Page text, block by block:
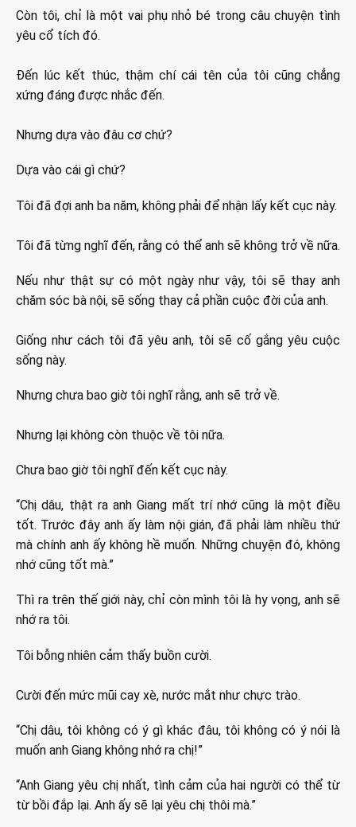
Còn tôi, chỉ là một vai phụ nhỏ bé trong câu chuyện tình
yêu cổ tích đó.
Đến lúc kết thúc, thậm chí cái tên của tôi cũng chẳng
xứng đáng được nhắc đến.
Nhưng dựa vào đâu cơ chứ?
Dựa vào cái gì chứ?
Tôi đã đợi anh ba năm, không phải để nhận lấy kết cục này.
Tôi đã từng nghĩ đến, rằng có thể anh sẽ không trở về nữa.
Nếu như thật sự có một ngày như vậy, tôi sẽ thay anh
chăm sóc bà nội, sẽ sống thay cả phần cuộc đời của anh.
Giống như cách tôi đã yêu anh, tôi sẽ cố gắng yêu cuộc
sống này.
Nhưng chưa bao giờ tôi nghĩ rằng, anh sẽ trở về.
Nhưng lại không còn thuộc về tôi nữa.
Chưa bao giờ tôi nghĩ đến kết cục này.
“Chị dâu, thật ra anh Giang mất trí nhớ cũng là một điều
tốt. Trước đây anh ấy làm nội gián, đã phải làm nhiều thứ
mà chính anh ấy không hề muốn. Những chuyện đó, không
nhớ cũng tốt mà.”
Thì ra trên thế giới này, chỉ còn mình tôi là hy vọng, anh sẽ
nhớ ra tôi.
Tôi bỗng nhiên cảm thấy buồn cười.
Cười đến mức mũi cay xè, nước mắt như chực trào.
“Chị dâu, tôi không có ý gì khác đâu, tôi không có ý nói là
muốn anh Giang không nhớ ra chị!”
“Anh Giang yêu chị nhất, tình cảm của hai người có thể từ
từ bồi đắp lại. Anh ấy sẽ lại yêu chị thôi mà.”